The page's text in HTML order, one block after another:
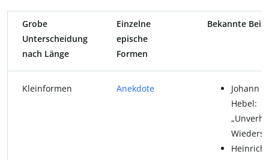
Grobe
Unterscheidung
nach Länge
Einzelne
epische
Formen
Bekannte
Kleinformen Anekdote
Johann
Hebel:
Heinrich